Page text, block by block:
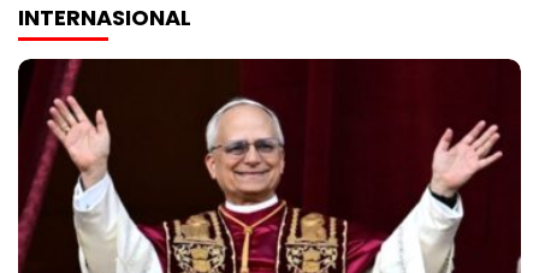
INTERNASIONAL